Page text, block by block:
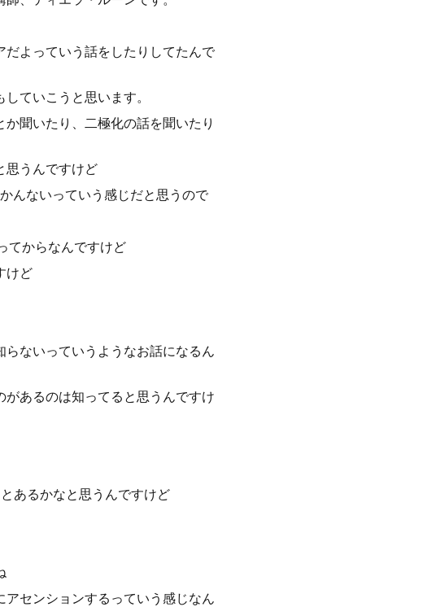
よっていう話をしたりしてたんで
ていこうと思います。
聞いたり、二極化の話を聞いたり
思うんですけど
んないっていう感じだと思うので
てからなんですけど
けど
ないっていうようなお話になるん
あるのは知ってると思うんですけ
あるかなと思うんですけど
センションするっていう感じなん